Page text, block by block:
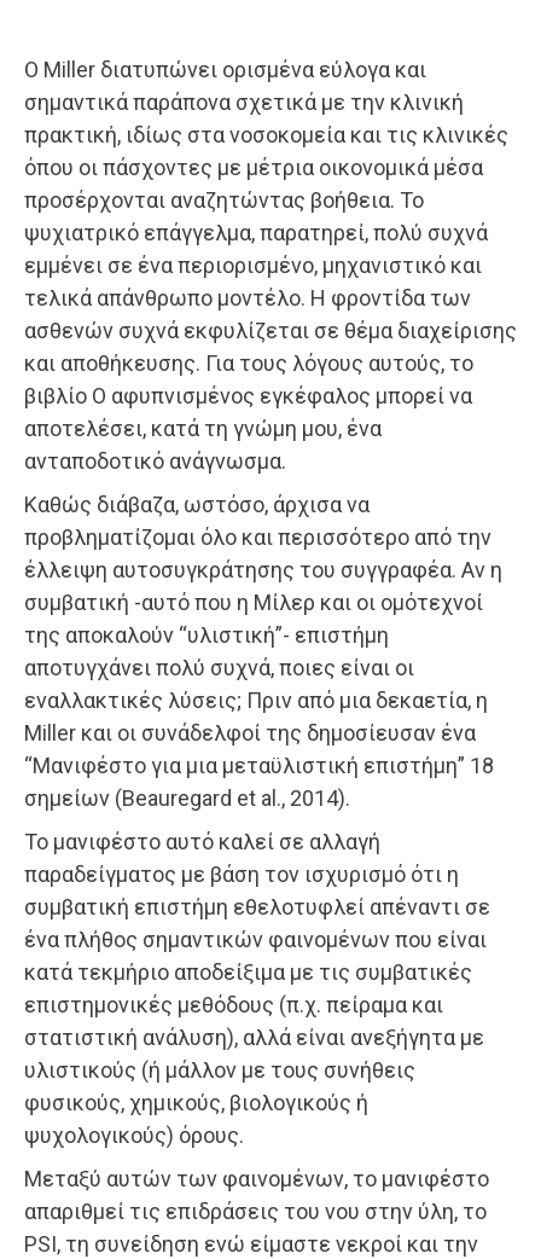
Ο Miller διατυπώνει ορισμένα εύλογα και
σημαντικά παράπονα σχετικά με την κλινική
πρακτική, ιδίως στα νοσοκομεία και τις κλινικές
όπου οι πάσχοντες με μέτρια οικονομικά μέσα
προσέρχονται αναζητώντας βοήθεια. Το
ψυχιατρικό επάγγελμα, παρατηρεί, πολύ συχνά
εμμένει σε ένα περιορισμένο, μηχανιστικό και
τελικά απάνθρωπο μοντέλο. Η φροντίδα των
ασθενών συχνά εκφυλίζεται σε θέμα διαχείρισης
και αποθήκευσης. Για τους λόγους αυτούς, το
βιβλίο Ο αφυπνισμένος εγκέφαλος μπορεί να
αποτελέσει, κατά τη γνώμη μου, ένα
ανταποδοτικό ανάγνωσμα.
Καθώς διάβαζα, ωστόσο, άρχισα να
προβληματίζομαι όλο και περισσότερο από την
έλλειψη αυτοσυγκράτησης του συγγραφέα. Αν η
συμβατική -αυτό που η Μίλερ και οι ομότεχνοί
της αποκαλούν “υλιστική”- επιστήμη
αποτυγχάνει πολύ συχνά, ποιες είναι οι
εναλλακτικές λύσεις; Πριν από μια δεκαετία, η
Miller και οι συνάδελφοί της δημοσίευσαν ένα
“Μανιφέστο για μια μεταϋλιστική επιστήμη” 18
σημείων (Beauregard et al., 2014).
Το μανιφέστο αυτό καλεί σε αλλαγή
παραδείγματος με βάση τον ισχυρισμό ότι η
συμβατική επιστήμη εθελοτυφλεί απέναντι σε
ένα πλήθος σημαντικών φαινομένων που είναι
κατά τεκμήριο αποδείξιμα με τις συμβατικές
επιστημονικές μεθόδους (π.χ. πείραμα και
στατιστική ανάλυση), αλλά είναι ανεξήγητα με
υλιστικούς (ή μάλλον με τους συνήθεις
φυσικούς, χημικούς, βιολογικούς ή
ψυχολογικούς) όρους.
Μεταξύ αυτών των φαινομένων, το μανιφέστο
απαριθμεί τις επιδράσεις του νου στην ύλη, το
PSI, τη συνείδηση ενώ είμαστε νεκροί και την